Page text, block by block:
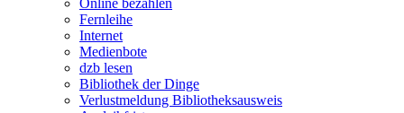
Online bezahlen
Fernleihe
Internet
Medienbote
dzb lesen
Bibliothek der Dinge
Verlustmeldung Bibliotheksausweis